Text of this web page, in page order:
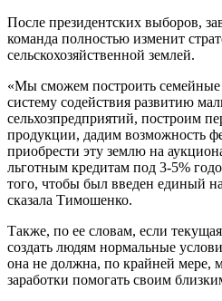
После президентских выборов,
команда полностью изменит
сельскохозяйственной землей.
«Мы сможем построить
систему содействия развитию
сельхозпредприятий, построим
продукции, дадим возможность
приобрести эту землю на
льготным кредитам под 3-5%
того, чтобы был введен единый
сказала Тимошенко.
Также, по ее словам, если
создать людям нормальные
она не должна, по крайней мере,
заработки помогать своим